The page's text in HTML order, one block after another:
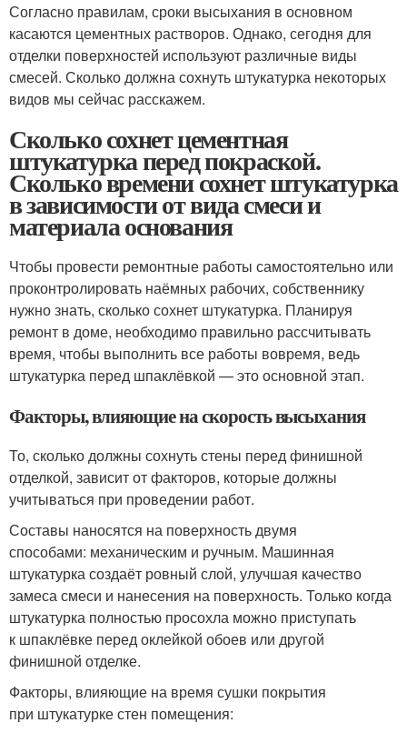
Согласно правилам, сроки высыхания в основном
касаются цементных растворов. Однако, сегодня для
отделки поверхностей используют различные виды
смесей. Сколько должна сохнуть штукатурка некоторых
видов мы сейчас расскажем.
Сколько сохнет цементная
штукатурка перед покраской.
Сколько времени сохнет штукатурка
в зависимости от вида смеси и
материала основания
Чтобы провести ремонтные работы самостоятельно или
проконтролировать наёмных рабочих, собственнику
нужно знать, сколько сохнет штукатурка. Планируя
ремонт в доме, необходимо правильно рассчитывать
время, чтобы выполнить все работы вовремя, ведь
штукатурка перед шпаклёвкой — это основной этап.
Факторы, влияющие на скорость высыхания
То, сколько должны сохнуть стены перед финишной
отделкой, зависит от факторов, которые должны
учитываться при проведении работ.
Составы наносятся на поверхность двумя
способами: механическим и ручным. Машинная
штукатурка создаёт ровный слой, улучшая качество
замеса смеси и нанесения на поверхность. Только когда
штукатурка полностью просохла можно приступать
к шпаклёвке перед оклейкой обоев или другой
финишной отделке.
Факторы, влияющие на время сушки покрытия
при штукатурке стен помещения: